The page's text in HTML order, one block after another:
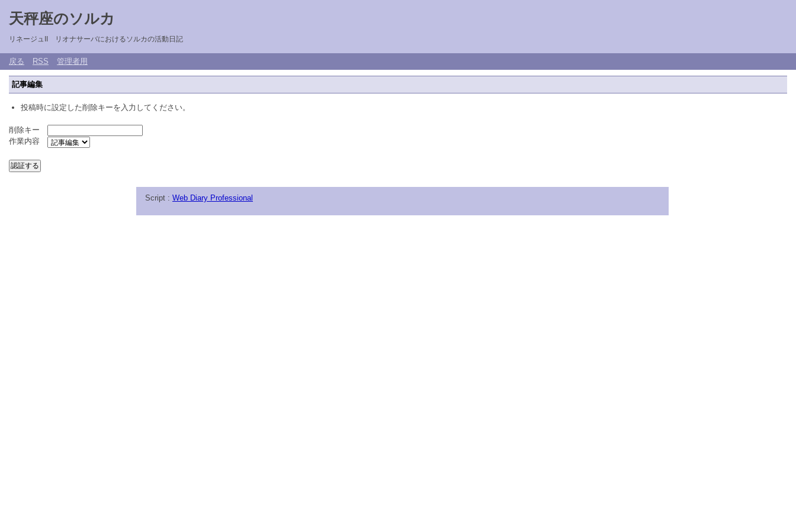
天秤座のソルカ
リネージュII リオナサーバにおけるソルカの活動日記
戻る RSS 管理者用
記事編集
投稿時に設定した削除キーを入力してください。
削除キー
作業内容
Script : Web Diary Professional